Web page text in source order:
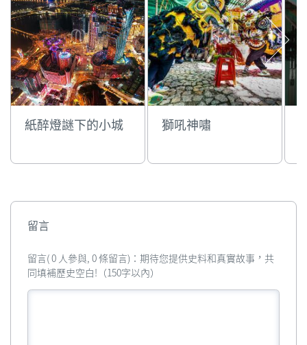
紙醉燈謎下的小城 獅吼神嘯
留言
留言( 0 人參與, 0 條留言)：期待您提供史料和真實故事，共
同填補歷史空白!（150字以內）